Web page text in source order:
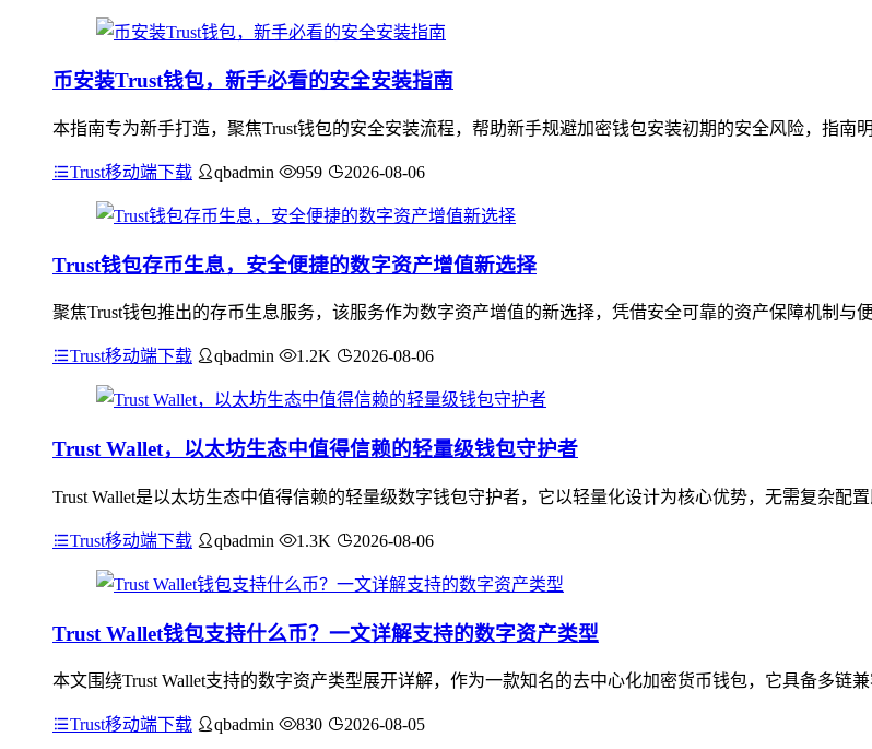
币安装Trust钱包，新手必看的安全安装指南
本指南专为新手打造，聚焦Trust钱包的安全安装流程，帮助新手规避加密钱包安装初期的安全风险，指南
Trust移动端下载 qbadmin 959 2026-08-06
Trust钱包存币生息，安全便捷的数字资产增值新选择
聚焦Trust钱包推出的存币生息服务，该服务作为数字资产增值的新选择，凭借安全可靠的资产保障机制
Trust移动端下载 qbadmin 1.2K 2026-08-06
Trust Wallet，以太坊生态中值得信赖的轻量级钱包守护者
Trust Wallet是以太坊生态中值得信赖的轻量级数字钱包守护者，它以轻量化设计为核心优势，无需复杂配
Trust移动端下载 qbadmin 1.3K 2026-08-06
Trust Wallet钱包支持什么币？一文详解支持的数字资产类型
本文围绕Trust Wallet支持的数字资产类型展开详解，作为一款知名的去中心化加密货币钱包，它具备多链
Trust移动端下载 qbadmin 830 2026-08-05